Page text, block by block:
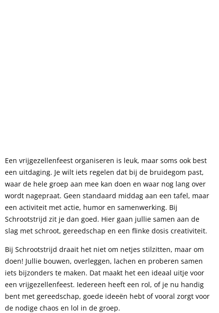
Een vrijgezellenfeest organiseren is leuk, maar soms ook best
een uitdaging. Je wilt iets regelen dat bij de bruidegom past,
waar de hele groep aan mee kan doen en waar nog lang over
wordt nagepraat. Geen standaard middag aan een tafel, maar
een activiteit met actie, humor en samenwerking. Bij
Schrootstrijd zit je dan goed. Hier gaan jullie samen aan de
slag met schroot, gereedschap en een flinke dosis creativiteit.
Bij Schrootstrijd draait het niet om netjes stilzitten, maar om
doen! Jullie bouwen, overleggen, lachen en proberen samen
iets bijzonders te maken. Dat maakt het een ideaal uitje voor
een vrijgezellenfeest. Iedereen heeft een rol, of je nu handig
bent met gereedschap, goede ideeën hebt of vooral zorgt voor
de nodige chaos en lol in de groep.